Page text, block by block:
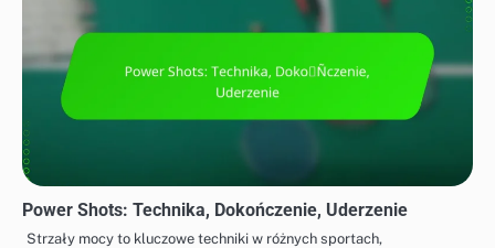
Power Shots: Technika, Dokończenie, Uderzenie
Strzały mocy to kluczowe techniki w różnych sportach,